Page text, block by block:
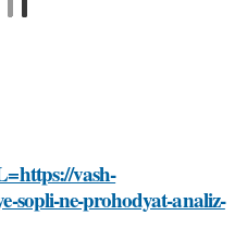
vash-
sopli-ne-prohodyat-analiz-